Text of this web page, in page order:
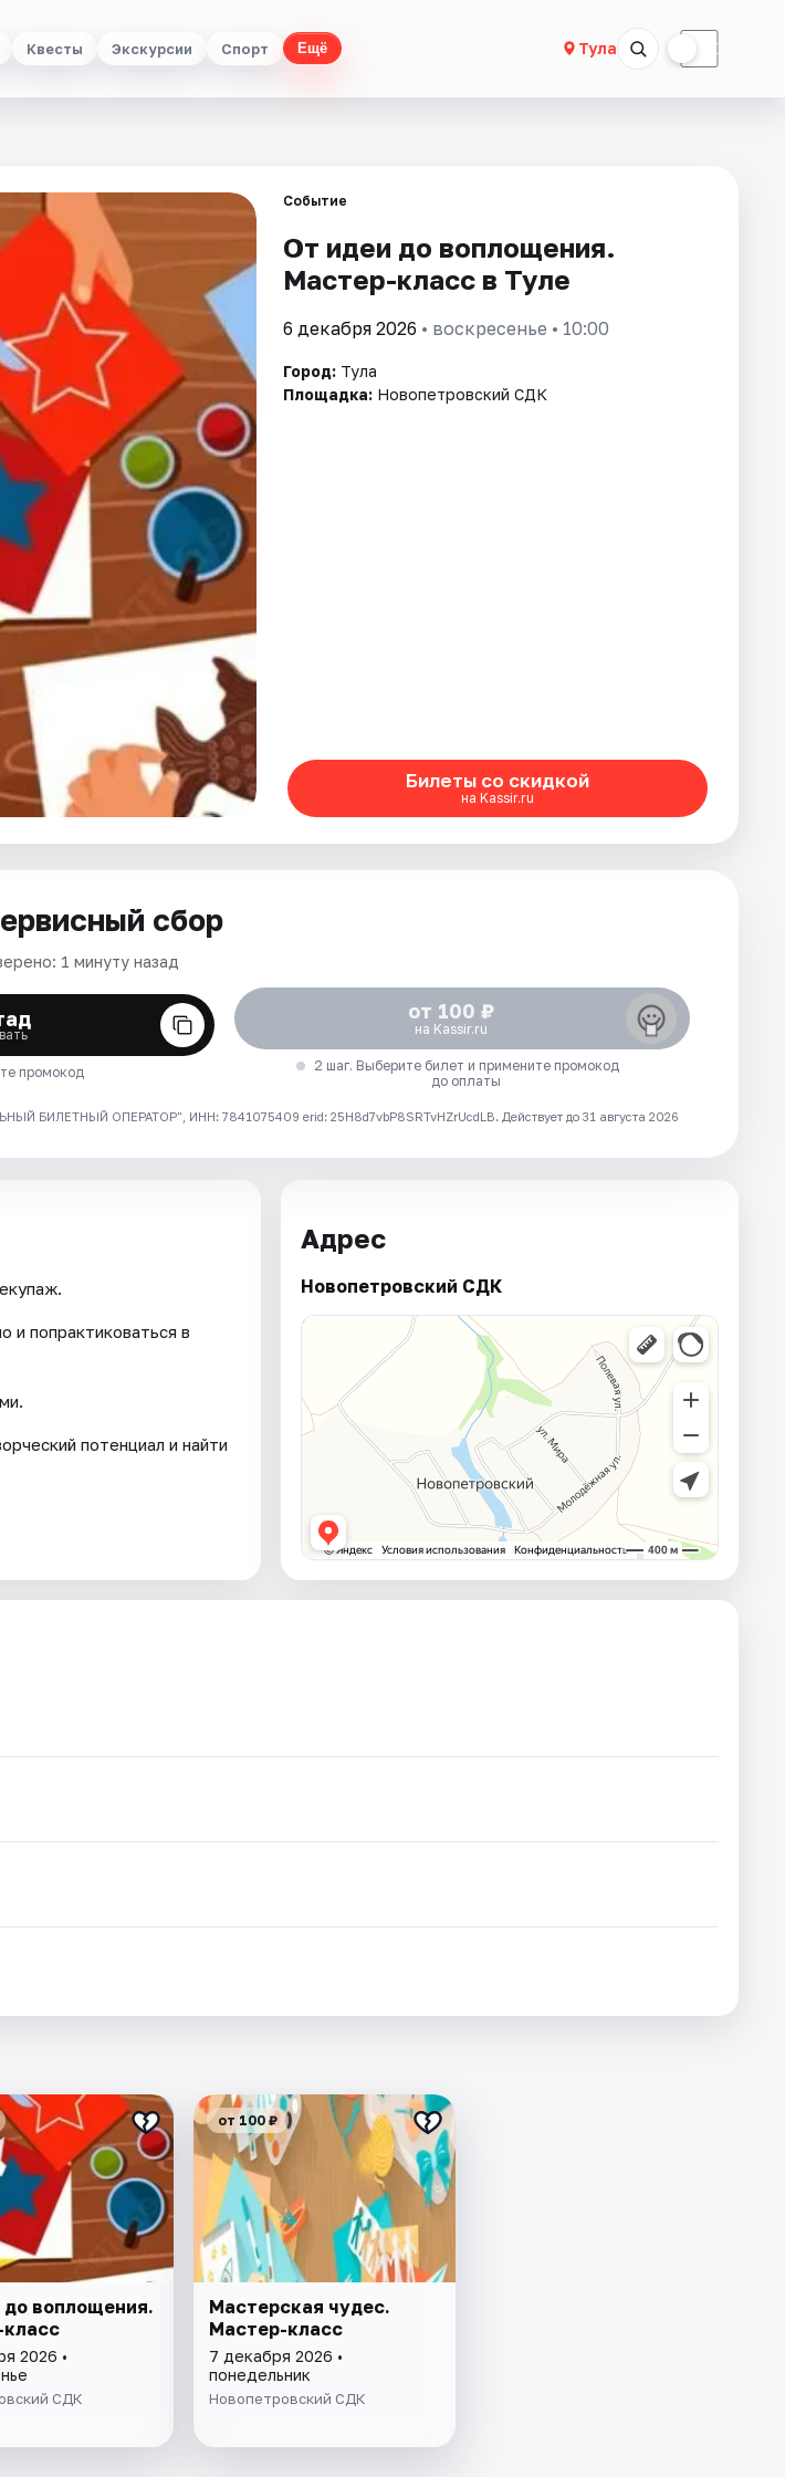
Квесты Экскурсии Спорт Ещё Тула ☾
Событие
От идеи до воплощения.
Мастер-класс в Туле
6 декабря 2026 • воскресенье • 10:00
Город: Тула
Площадка: Новопетровский СДК
Билеты со скидкой
на Kassir.ru
сбор
1 минуту назад
промокод
от 100 ₽
на Kassir.ru
2 шаг. Выберите билет и примените промокод
до оплаты
БИЛЕТНЫЙ ОПЕРАТОР", ИНН: 7841075409 erid: 25H8d7vbP8SRTvHZrUcdLB. Действует до 31 августа 2026
и попрактиковаться в
потенциал и найти
Адрес
Новопетровский СДК
до воплощения.
2026 •
СДК
от 100 ₽
Мастерская чудес.
Мастер-класс
7 декабря 2026 •
понедельник
Новопетровский СДК